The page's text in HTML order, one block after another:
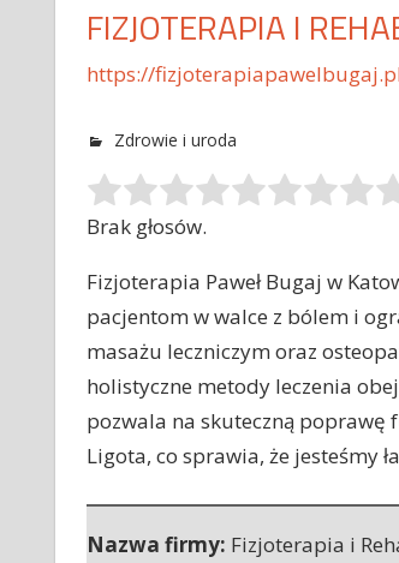
FIZJOTERAPIA I
https://
Zdrowie i uroda
Brak głosów.
Fizjoterapia Paweł Bugaj w
pacjentom w walce z bólem i
masażu leczniczym oraz
holistyczne metody leczenia
pozwala na skuteczną
Ligota, co sprawia, że jesteśmy
Nazwa firmy: Fizjoterapia i